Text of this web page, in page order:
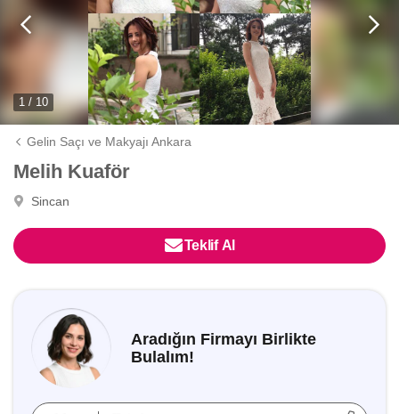
1 / 10
Gelin Saçı ve Makyajı Ankara
Melih Kuaför
Sincan
Teklif Al
Aradığın Firmayı Birlikte
Bulalım!